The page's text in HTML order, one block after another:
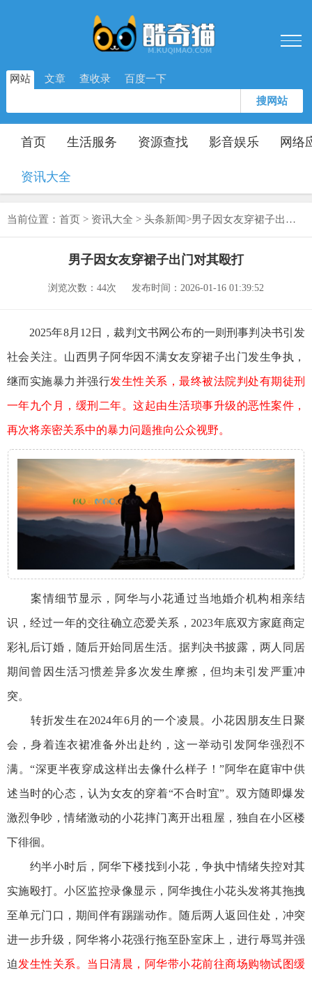
网站 文章 查收录 百度一下
搜网站
首页 生活服务 资源查找 影音娱乐 网络
资讯大全
当前位置： 首页 > 资讯大全 > 头条新闻>男子因女友穿裙子出门对其殴打
男子因女友穿裙子出门对其殴打
浏览次数：44次 发布时间：2026-01-16 01:39:52
2025年8月12日，裁判文书网公布的一则刑事判决书引发
社会关注。山西男子阿华因不满女友穿裙子出门发生争执，
继而实施暴力并强行发生性关系，最终被法院判处有期徒刑
一年九个月，缓刑二年。这起由生活琐事升级的恶性案件，
再次将亲密关系中的暴力问题推向公众视野。
案情细节显示，阿华与小花通过当地婚介机构相亲结
识，经过一年的交往确立恋爱关系，2023年底双方家庭商定
彩礼后订婚，随后开始同居生活。据判决书披露，两人同居
期间曾因生活习惯差异多次发生摩擦，但均未引发严重冲
突。
转折发生在2024年6月的一个凌晨。小花因朋友生日聚
会，身着连衣裙准备外出赴约，这一举动引发阿华强烈不
满。“深更半夜穿成这样出去像什么样子！”阿华在庭审中供
述当时的心态，认为女友的穿着“不合时宜”。双方随即爆发
激烈争吵，情绪激动的小花摔门离开出租屋，独自在小区楼
下徘徊。
约半小时后，阿华下楼找到小花，争执中情绪失控对其
实施殴打。小区监控录像显示，阿华拽住小花头发将其拖拽
至单元门口，期间伴有踢踹动作。随后两人返回住处，冲突
进一步升级，阿华将小花强行拖至卧室床上，进行辱骂并强
迫发生性关系。当日清晨，阿华带小花前往商场购物试图缓